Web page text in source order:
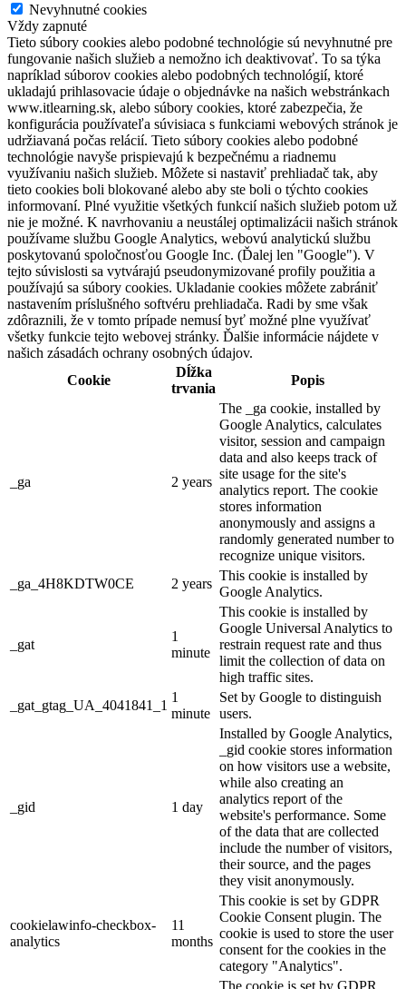
Nevyhnutné cookies
Vždy zapnuté
Tieto súbory cookies alebo podobné technológie sú nevyhnutné pre
fungovanie našich služieb a nemožno ich deaktivovať. To sa týka
napríklad súborov cookies alebo podobných technológií, ktoré
ukladajú prihlasovacie údaje o objednávke na našich webstránkach
www.itlearning.sk, alebo súbory cookies, ktoré zabezpečia, že
konfigurácia používateľa súvisiaca s funkciami webových stránok je
udržiavaná počas relácií. Tieto súbory cookies alebo podobné
technológie navyše prispievajú k bezpečnému a riadnemu
využívaniu našich služieb. Môžete si nastaviť prehliadač tak, aby
tieto cookies boli blokované alebo aby ste boli o týchto cookies
informovaní. Plné využitie všetkých funkcií našich služieb potom už
nie je možné. K navrhovaniu a neustálej optimalizácii našich stránok
používame službu Google Analytics, webovú analytickú službu
poskytovanú spoločnosťou Google Inc. (Ďalej len "Google"). V
tejto súvislosti sa vytvárajú pseudonymizované profily použitia a
používajú sa súbory cookies. Ukladanie cookies môžete zabrániť
nastavením príslušného softvéru prehliadača. Radi by sme však
zdôraznili, že v tomto prípade nemusí byť možné plne využívať
všetky funkcie tejto webovej stránky. Ďalšie informácie nájdete v
našich zásadách ochrany osobných údajov.
Cookie
Dĺžka
trvania
Popis
_ga 2 years
The _ga cookie, installed by
Google Analytics, calculates
visitor, session and campaign
data and also keeps track of
site usage for the site's
analytics report. The cookie
stores information
anonymously and assigns a
randomly generated number to
recognize unique visitors.
_ga_4H8KDTW0CE
2 years
This cookie is installed by
Google Analytics.
_gat
1
minute
This cookie is installed by
Google Universal Analytics to
restrain request rate and thus
limit the collection of data on
high traffic sites.
_gat_gtag_UA_4041841_1
1
minute
Set by Google to distinguish
users.
_gid 1 day
Installed by Google Analytics,
_gid cookie stores information
on how visitors use a website,
while also creating an
analytics report of the
website's performance. Some
of the data that are collected
include the number of visitors,
their source, and the pages
they visit anonymously.
cookielawinfo-checkbox-
analytics
11
months
This cookie is set by GDPR
Cookie Consent plugin. The
cookie is used to store the user
consent for the cookies in the
category "Analytics".
The cookie is set by GDPR